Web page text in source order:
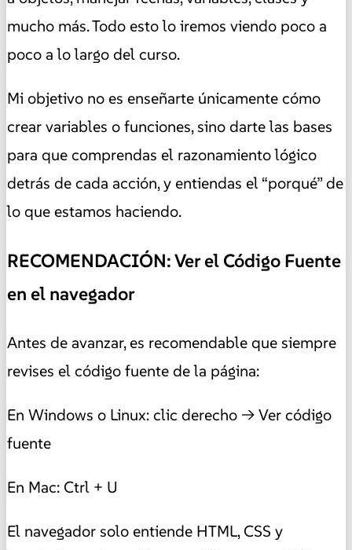
mucho más. Todo esto lo iremos viendo poco a
poco a lo largo del curso.
Mi objetivo no es enseñarte únicamente cómo
crear variables o funciones, sino darte las bases
para que comprendas el razonamiento lógico
detrás de cada acción, y entiendas el “porqué” de
lo que estamos haciendo.
RECOMENDACIÓN: Ver el Código Fuente
en el navegador
Antes de avanzar, es recomendable que siempre
revises el código fuente de la página:
En Windows o Linux: clic derecho → Ver código
fuente
En Mac: Ctrl + U
El navegador solo entiende HTML, CSS y